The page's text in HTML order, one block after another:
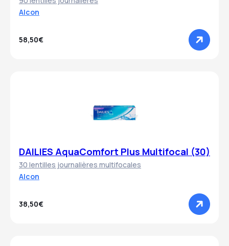
Alcon
58,50€
DAILIES AquaComfort Plus Multifocal (30)
30 lentilles journalières multifocales
Alcon
38,50€